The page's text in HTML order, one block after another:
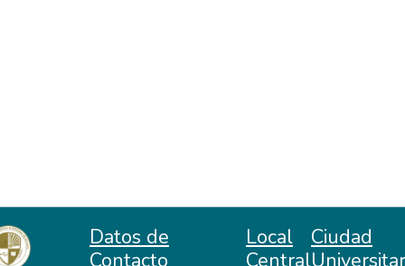
Datos de
Contacto
Local
Central
Ciudad